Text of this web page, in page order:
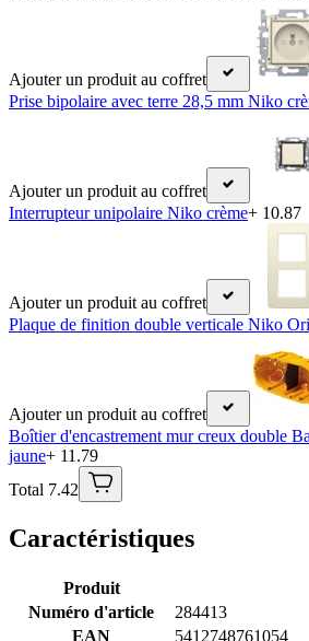
Ajouter un produit au coffret
Prise bipolaire avec terre 28,5 mm Niko
Ajouter un produit au coffret
Interrupteur unipolaire Niko crème+ 10.87
Ajouter un produit au coffret
Plaque de finition double verticale Niko
Ajouter un produit au coffret
Boîtier d'encastrement mur creux double
jaune+ 11.79
Total 7.42
Caractéristiques
Produit
Numéro d'article
284413
EAN
5412748761054